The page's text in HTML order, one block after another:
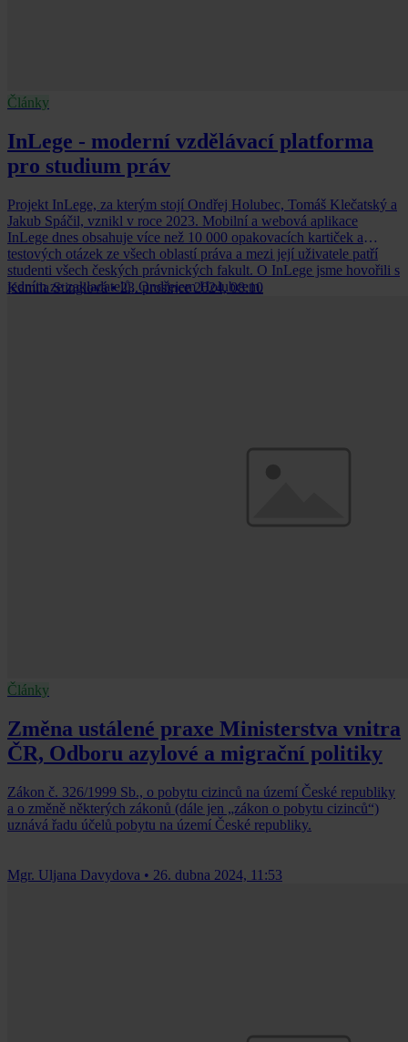
Články
InLege - moderní vzdělávací platforma
pro studium práv
Projekt InLege, za kterým stojí Ondřej Holubec, Tomáš Klečatský a
Jakub Spáčil, vznikl v roce 2023. Mobilní a webová aplikace
InLege dnes obsahuje více než 10 000 opakovacích kartiček a
testových otázek ze všech oblastí práva a mezi její uživatele patří
studenti všech českých právnických fakult. O InLege jsme hovořili s
jedním ze zakladatelů, Ondřejem Holubcem.
Kamila Stinglová • 23. prosince 2024, 08:10
Články
Změna ustálené praxe Ministerstva vnitra
ČR, Odboru azylové a migrační politiky
Zákon č. 326/1999 Sb., o pobytu cizinců na území České republiky
a o změně některých zákonů (dále jen „zákon o pobytu cizinců“)
uznává řadu účelů pobytu na území České republiky.
Mgr. Uljana Davydova • 26. dubna 2024, 11:53